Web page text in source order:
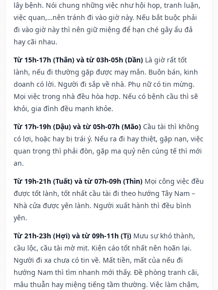
lây bệnh. Nói chung những việc như hội họp, tranh luận,
việc quan,…nên tránh đi vào giờ này. Nếu bắt buộc phải
đi vào giờ này thì nên giữ miệng để hạn ché gây ẩu đả
hay cãi nhau.
Từ 15h-17h (Thân) và từ 03h-05h (Dần) Là giờ rất tốt
lành, nếu đi thường gặp được may mắn. Buôn bán, kinh
doanh có lời. Người đi sắp về nhà. Phụ nữ có tin mừng.
Mọi việc trong nhà đều hòa hợp. Nếu có bệnh cầu thì sẽ
khỏi, gia đình đều mạnh khỏe.
Từ 17h-19h (Dậu) và từ 05h-07h (Mão) Cầu tài thì không
có lợi, hoặc hay bị trái ý. Nếu ra đi hay thiệt, gặp nạn, việc
quan trọng thì phải đòn, gặp ma quỷ nên cúng tế thì mới
an.
Từ 19h-21h (Tuất) và từ 07h-09h (Thìn) Mọi công việc đều
được tốt lành, tốt nhất cầu tài đi theo hướng Tây Nam –
Nhà cửa được yên lành. Người xuất hành thì đều bình
yên.
Từ 21h-23h (Hợi) và từ 09h-11h (Tị) Mưu sự khó thành,
cầu lộc, cầu tài mờ mịt. Kiện cáo tốt nhất nên hoãn lại.
Người đi xa chưa có tin về. Mất tiền, mất của nếu đi
hướng Nam thì tìm nhanh mới thấy. Đề phòng tranh cãi,
mâu thuẫn hay miệng tiếng tầm thường. Việc làm chậm,